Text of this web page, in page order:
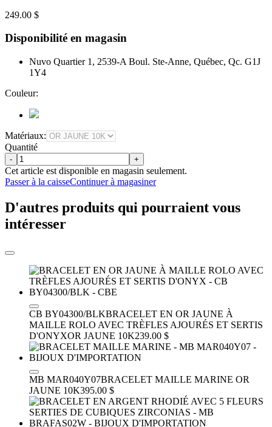
249.00 $
Disponibilité en magasin
Nuvo Quartier 1, 2539-A Boul. Ste-Anne, Québec, Qc. G1J
1Y4
Couleur:
Matériaux:
Quantité
- +
Cet article est disponible en magasin seulement.
Passer à la caisseContinuer à magasiner
D'autres produits qui pourraient vous
intéresser
CB BY04300/BLKBRACELET EN OR JAUNE À
MAILLE ROLO AVEC TRÈFLES AJOURÉS ET SERTIS
D'ONYXOR JAUNE 10K239.00 $
MB MAR040Y07BRACELET MAILLE MARINE OR
JAUNE 10K395.00 $